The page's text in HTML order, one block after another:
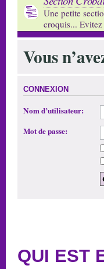
Une petite
croquis...
Vous
CONNEXION
Nom d’utilisateur:
Mot de passe:
QUI EST